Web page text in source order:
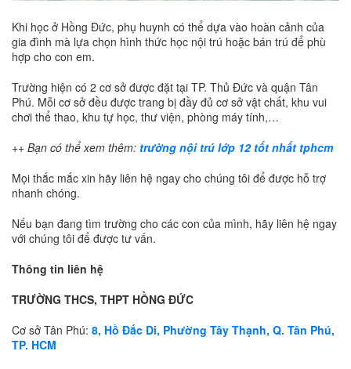
Khi học ở Hồng Đức, phụ huynh có thể dựa vào hoàn cảnh của
gia đình mà lựa chọn hình thức học nội trú hoặc bán trú để phù
hợp cho con em.
Trường hiện có 2 cơ sở được đặt tại TP. Thủ Đức và quận Tân
Phú. Mỗi cơ sở đều được trang bị đầy đủ cơ sở vật chất, khu vui
chơi thể thao, khu tự học, thư viện, phòng máy tính,…
++ Bạn có thể xem thêm: trường nội trú lớp 12 tốt nhất tphcm
Mọi thắc mắc xin hãy liên hệ ngay cho chúng tôi để được hỗ trợ
nhanh chóng.
Nếu bạn đang tìm trường cho các con của mình, hãy liên hệ ngay
với chúng tôi để được tư vấn.
Thông tin liên hệ
TRƯỜNG THCS, THPT HỒNG ĐỨC
Cơ sở Tân Phú: 8, Hồ Đắc Di, Phường Tây Thạnh, Q. Tân Phú,
TP. HCM